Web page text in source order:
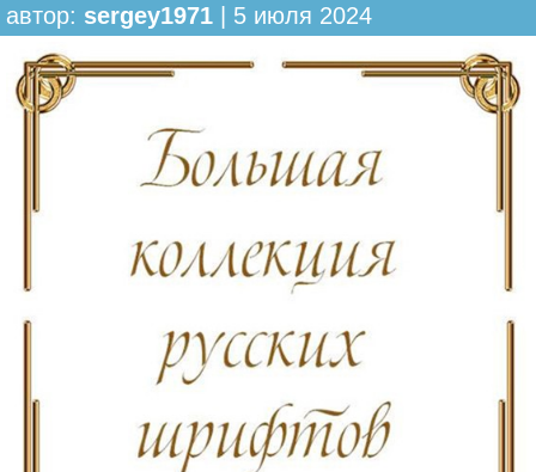
автор: sergey1971 | 5 июля 2024